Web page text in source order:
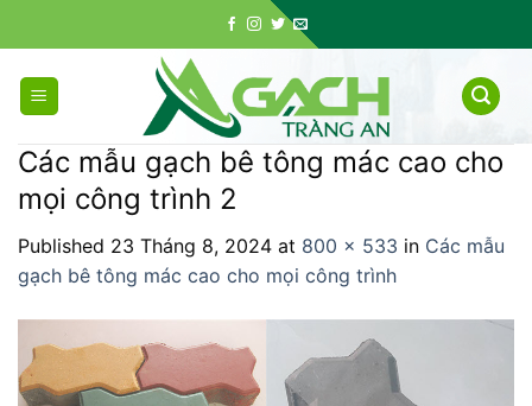
to
content
Các mẫu gạch bê tông mác cao cho
mọi công trình 2
Published 23 Tháng 8, 2024 at 800 × 533 in Các mẫu
gạch bê tông mác cao cho mọi công trình